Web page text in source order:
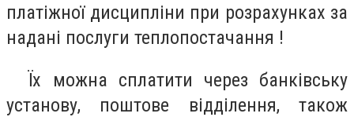
платіжної дисципліни при розрахунках за
надані послуги теплопостачання !
Їх можна сплатити через банківську
установу, поштове відділення, також